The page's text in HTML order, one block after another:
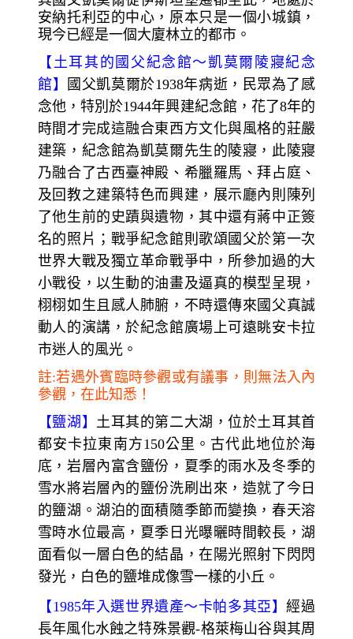
安納托利亞的中心，原本只是一個小城鎮，
現今已經是一個大廈林立的都市。
【 土耳其的國父紀念館～凱莫爾陵寢紀念
館】
國父凱莫爾於1938年病逝，民眾為了感
念他，特別於1944年興建紀念館，花了8年的
時間才完成這融合東西方文化與風格的莊嚴
建築，紀念館為凱莫爾先生的陵寢，此陵寢
乃融合了古西臺神殿、希臘羅馬、拜占庭、
及回教之建築特色而興建，展示廳內則陳列
了他生前的史蹟與遺物，其中還有蔣中正簽
名的照片；戰爭紀念館則歌頌國父於第一次
世界大戰及獨立革命戰爭中，所參加過的大
小戰役，以生動的油畫及逼真的模型呈現，
栩栩如生且感人肺腑，不時還傳來國父真誠
動人的演講，於紀念館廣場上可遠眺安卡拉
市迷人的風光。
註:若遇外賓臨時參觀或有議事，則無法入內
參觀，在此知悉！
【鹽湖】 土耳其的第二大湖，位於土耳其首
都安卡拉東南方150公里。古代此地位於海
底，岩層內富含鹽份，夏季的雨水及冬季的
雪水將岩層內的鹽份洗刷出來，造就了今日
的鹽湖。湖泊的面積隨季節而變換，春天溶
雪時水位最高，夏季日光曝曬時間較長，湖
面看似一層白色的結晶，在陽光照射下閃閃
發光，白色的鹽堆成像雪一樣的小丘。
【1985年入選世界遺產～卡帕多其亞】經過
長年風化水蝕之特殊景觀-格萊梅山谷與其周